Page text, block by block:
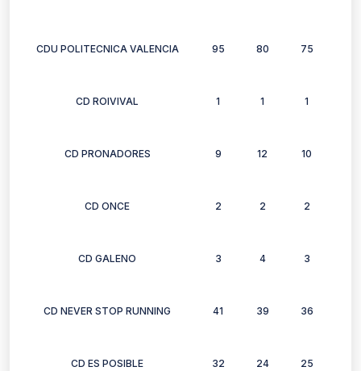
CDU POLITECNICA VALENCIA 95 80 75
CD ROIVIVAL 1 1 1
CD PRONADORES 9 12 10
CD ONCE 2 2 2
CD GALENO 3 4 3
CD NEVER STOP RUNNING 41 39 36
CD ES POSIBLE 32 24 25